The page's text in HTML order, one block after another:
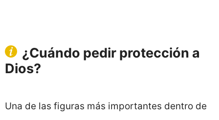
¿Cuándo pedir protección a
Dios?
Una de las figuras más importantes dentro de